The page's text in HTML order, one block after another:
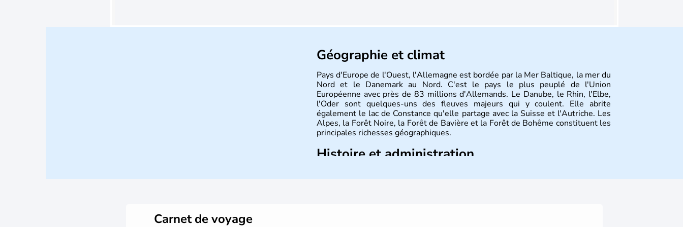
Géographie et climat
Pays d'Europe de l'Ouest, l'Allemagne est bordée par la Mer Baltique, la mer du
Nord et le Danemark au Nord. C'est le pays le plus peuplé de l'Union
Européenne avec près de 83 millions d'Allemands. Le Danube, le Rhin, l'Elbe,
l'Oder sont quelques-uns des fleuves majeurs qui y coulent. Elle abrite
également le lac de Constance qu'elle partage avec la Suisse et l'Autriche. Les
Alpes, la Forêt Noire, la Forêt de Bavière et la Forêt de Bohême constituent les
principales richesses géographiques.
Histoire et administration
Carnet de voyage